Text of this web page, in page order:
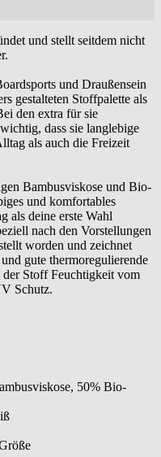
und stellt seitdem nicht
und Draußensein
gestalteten Stoffpalette als
den extra für sie
dass sie langlebige
als auch die Freizeit
Bambusviskose und Bio-
und komfortables
als deine erste Wahl
nach den Vorstellungen
worden und zeichnet
gute thermoregulierende
der Stoff Feuchtigkeit vom
Schutz.
50% Bio-